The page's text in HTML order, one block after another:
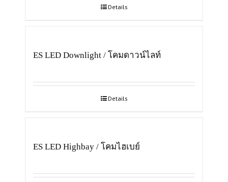
Details
ES LED Downlight / โคมดาวน์ไลท์
Details
ES LED Highbay / โคมไฮเบย์